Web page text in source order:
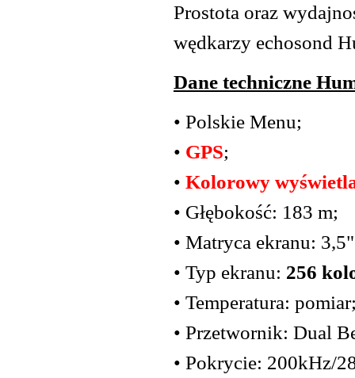
Prostota oraz
wędkarzy echosond
Dane techniczne
• Polskie Menu;
• GPS;
• Kolorowy
• Głębokość: 183 m;
• Matryca ekranu:
• Typ ekranu: 256
• Temperatura:
• Przetwornik: Dual
• Pokrycie: 200kHz/